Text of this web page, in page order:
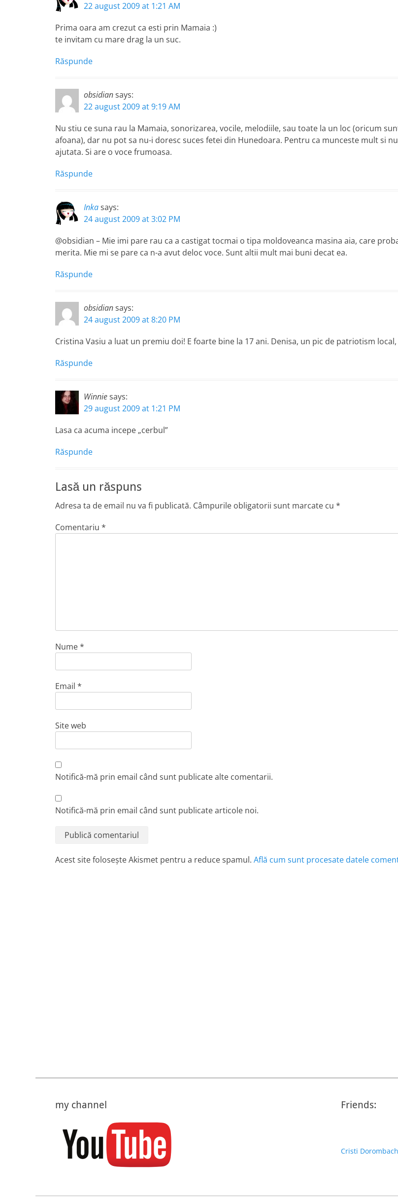
22 august 2009 at 1:21 AM
Prima oara am crezut ca esti prin Mamaia :)
te invitam cu mare drag la un suc.
Răspunde
obsidiansays:
22 august 2009 at 9:19 AM
Nu stiu ce suna rau la Mamaia, sonorizarea, vocile, melodiile, sau toate la un loc (oricum
afoana), dar nu pot sa nu-i doresc suces fetei din Hunedoara. Pentru ca munceste mult si
ajutata. Si are o voce frumoasa.
Răspunde
Inkasays:
24 august 2009 at 3:02 PM
@obsidian – Mie imi pare rau ca a castigat tocmai o tipa moldoveanca masina aia, care
merita. Mie mi se pare ca n-a avut deloc voce. Sunt altii mult mai buni decat ea.
Răspunde
obsidiansays:
24 august 2009 at 8:20 PM
Cristina Vasiu a luat un premiu doi! E foarte bine la 17 ani. Denisa, un pic de patriotism
Răspunde
Winniesays:
29 august 2009 at 1:21 PM
Lasa ca acuma incepe „cerbul”
Răspunde
Lasă un răspuns
Adresa ta de email nu va fi publicată. Câmpurile obligatorii sunt marcate cu *
Comentariu *
Nume*
Email *
Site web
Notifică-mă prin email când sunt publicate alte comentarii.
Notifică-mă prin email când sunt publicate articole noi.
Acest site folosește Akismet pentru a reduce spamul. Află cum sunt procesate datele
my channel Friends:
Cristi Dorombach